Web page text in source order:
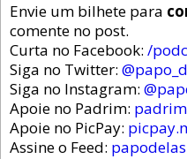
Envie um bilhete para
comente no post.
Curta no Facebook: /
Siga no Twitter:
Siga no Instagram:
Apoie no Padrim:
Apoie no PicPay:
Assine o Feed: